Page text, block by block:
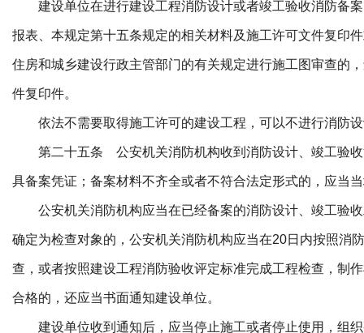
建设单位在进行建设工程消防设计或者竣工验收消防备案
报表、本规定第十五条规定的相关材料及施工许可文件复印
住房和城乡建设行政主管部门的有关规定进行施工图审查的
件复印件。
依法不需要取得施工许可的建设工程，可以不进行消防设
第二十五条 公安机关消防机构收到消防设计、竣工验收
具备案凭证；备案材料不齐全或者不符合法定形式的，应当
公安机关消防机构应当在已经备案的消防设计、竣工验收
确定为检查对象的，公安机关消防机构应当在20日内按照消
查，或者按照建设工程消防验收评定标准完成工程检查，制
合格的，还应当书面通知建设单位。
建设单位收到通知后，应当停止施工或者停止使用，组织